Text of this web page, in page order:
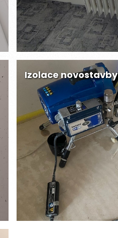
Izolace novostavby